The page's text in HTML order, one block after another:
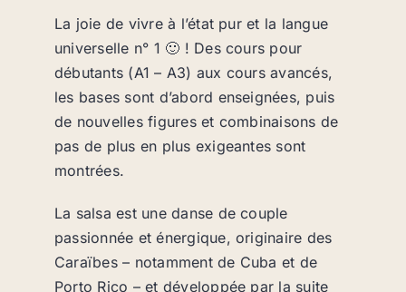
La joie de vivre à l’état pur et la langue
universelle n° 1 🙂 ! Des cours pour
débutants (A1 – A3) aux cours avancés,
les bases sont d’abord enseignées, puis
de nouvelles figures et combinaisons de
pas de plus en plus exigeantes sont
montrées.
La salsa est une danse de couple
passionnée et énergique, originaire des
Caraïbes – notamment de Cuba et de
Porto Rico – et développée par la suite